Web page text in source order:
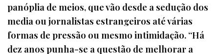
panóplia de meios, que vão desde a sedução dos
media ou jornalistas estrangeiros até várias
formas de pressão ou mesmo intimidação. “Há
dez anos punha-se a questão de melhorar a